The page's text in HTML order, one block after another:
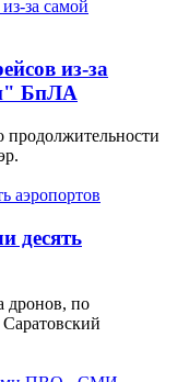
из-за
БпЛА
продолжительности
десять
дронов, по